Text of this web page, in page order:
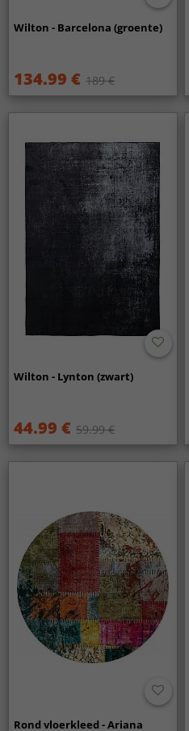
Wilton - Barcelona (groente)
134.99 € 189 €
Wilton - Lynton (zwart)
44.99 € 59.99 €
Rond vloerkleed - Ariana